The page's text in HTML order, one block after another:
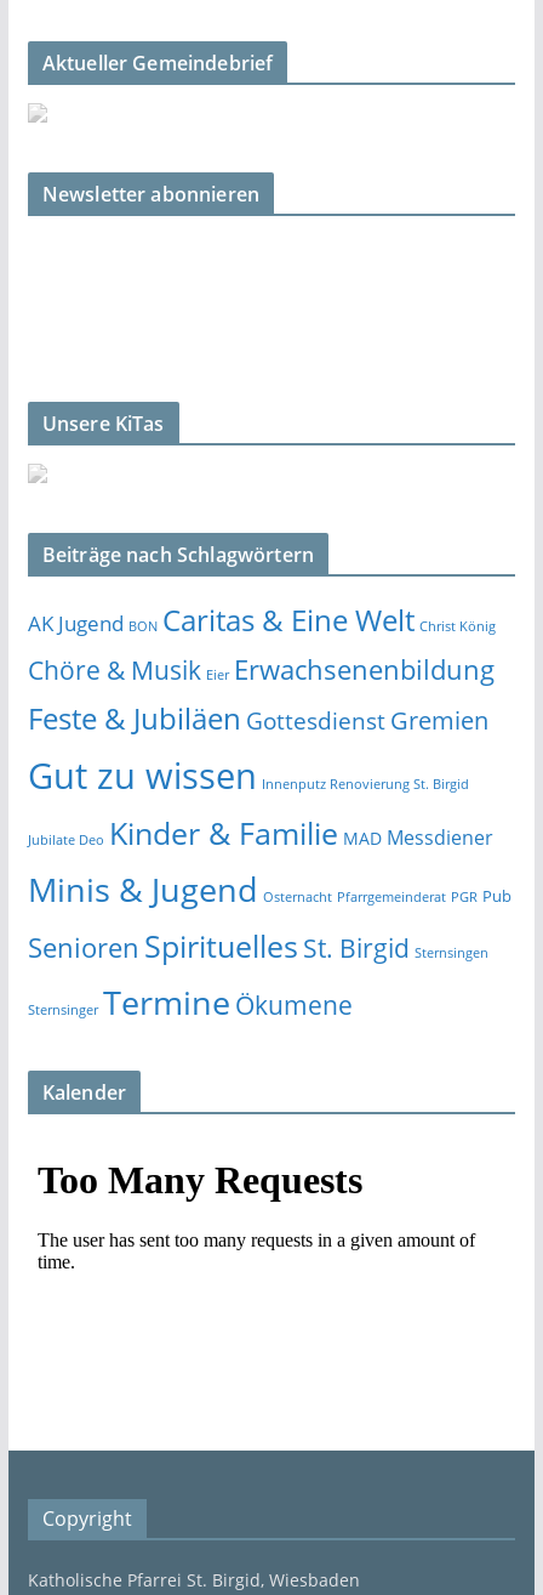
Aktueller Gemeindebrief
Newsletter abonnieren
Unsere KiTas
Beiträge nach Schlagwörtern
AK Jugend BON Caritas & Eine Welt Christ König
Chöre & Musik Eier Erwachsenenbildung
Feste & Jubiläen GottesdienstGremien
Gut zu wissen Innenputz Renovierung St. Birgid
Jubilate Deo Kinder & Familie MAD Messdiener
Minis & Jugend Osternacht Pfarrgemeinderat PGR Pub
Senioren Spirituelles St. Birgid Sternsingen
Sternsinger Termine Ökumene
Kalender
Copyright
Katholische Pfarrei St. Birgid, Wiesbaden